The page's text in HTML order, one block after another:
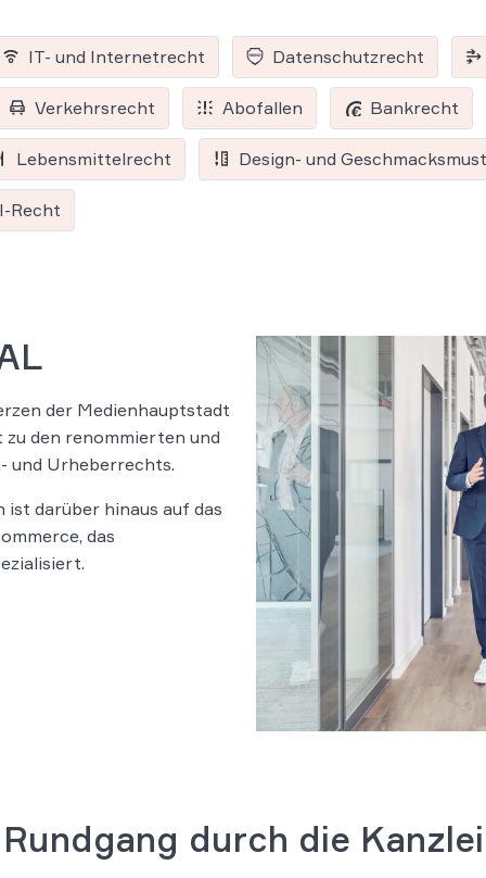
IT- und Internetrecht Datenschutzrecht
Verkehrsrecht Abofallen Bankrecht
Lebensmittelrecht Design- und
Recht
der Medienhauptstadt
den renommierten und
und Urheberrechts.
ist darüber hinaus auf das
das
Rundgang durch die Kanzlei